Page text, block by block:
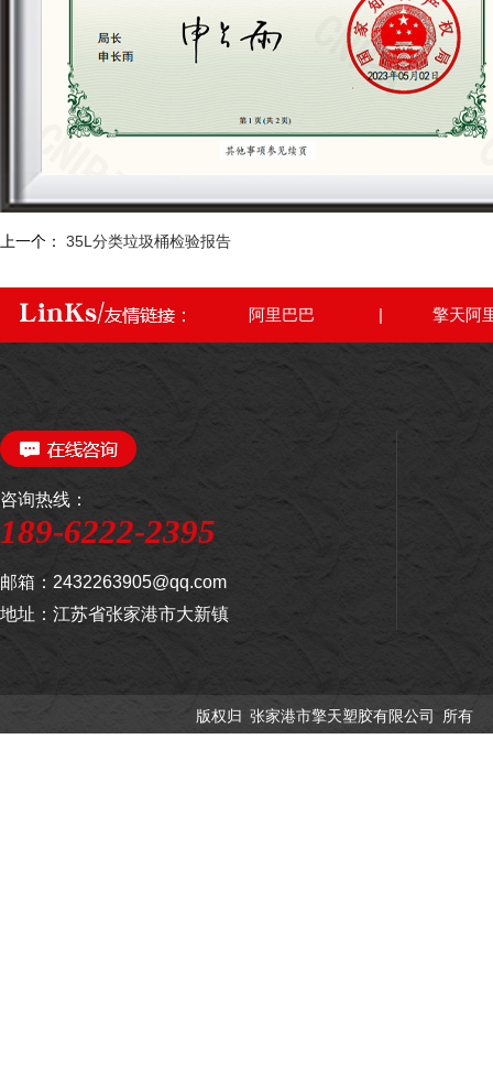
上一个： 35L分类垃圾桶检验报告
阿里巴巴 | 擎天阿
咨询热线：
189-6222-2395
邮箱：2432263905@qq.com
地址：江苏省张家港市大新镇
版权归 张家港市擎天塑胶有限公司 所